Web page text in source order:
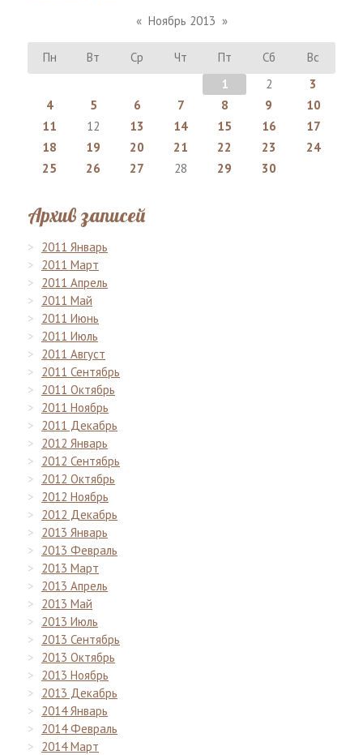
« Ноябрь 2013 »
Пн Вт Ср Чт Пт Сб
Вс
1
2
3
4
5 6 7 8 9
10
11
12 13 14 15 16
17
18
19 20 21 22 23
24
25
26 27 28 29 30
Архив записей
2011 Январь
2011 Март
2011 Апрель
2011 Май
2011 Июнь
2011 Июль
2011 Август
2011 Сентябрь
2011 Октябрь
2011 Ноябрь
2011 Декабрь
2012 Январь
2012 Сентябрь
2012 Октябрь
2012 Ноябрь
2012 Декабрь
2013 Январь
2013 Февраль
2013 Март
2013 Апрель
2013 Май
2013 Июль
2013 Сентябрь
2013 Октябрь
2013 Ноябрь
2013 Декабрь
2014 Январь
2014 Февраль
2014 Март